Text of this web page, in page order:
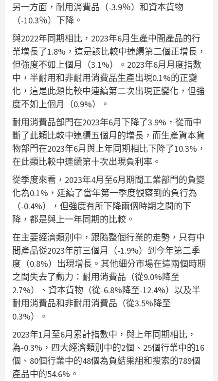
另一方面，耐用消費品（-3.9％）和資本貨物
（-10.3％）下降。
與2022年同期相比，2023年6月生產中間產品的行
業增長了1.8%，這是該比較中連續第二個正增長，
但強度不如上個月（3.1%）。2023年6月月度指數
中，半耐用和非耐用消費品生產出現0.1%的正變
化，這是此類比較中連續第二次出現正變化，但強
度不如上個月（0.9%）。
耐用消費品部門在2023年6月下降了3.9%，從而中
斷了此類比較中連續五個月的增長，而生產資本貨
物部門在2023年6月與上年同期相比下降了10.3%，
在此類比較中連續第十次出現負利率。
從季度來看，2023年4月至6月期間工業部門的負變
化為0.1%，延續了當年第一季度觀察到的負行為
（-0.4%），但強度有所下降兩個時期之間的下
降，都是與上一年同期的比較。
在主要經濟類別中，跟隨整個行業的走勢，只有中
間產品從2023年前三個月（-1.9%）到今年第二季
度（0.8%）出現增長。其他細分市場在這兩個時期
之間失去了動力：耐用消費品（從9.0%降至
2.7%）、資本貨物（從-6.8%降至-12.4%）以及半
耐用消費品和非耐用消費品（從3.5%降至
0.3%）。
2023年1月至6月累計指數中，與上年同期相比，
為-0.3%，四大經濟類別中的2個、25個行業中的16
個、80個行業中的48個為負結果組和搜索的789個
產品中的54.6%。